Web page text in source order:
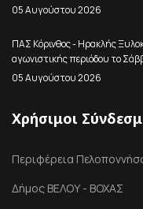
05 Αυγούστου 2026
ΠΑΣ Κόρινθος - Ηρακλής
αγωνιστικής περιόδου το
05 Αυγούστου 2026
Χρήσιμοι
Περιφέρεια
Δήμος ΒΕΛΟΥ - ΒΟΧΑΣ